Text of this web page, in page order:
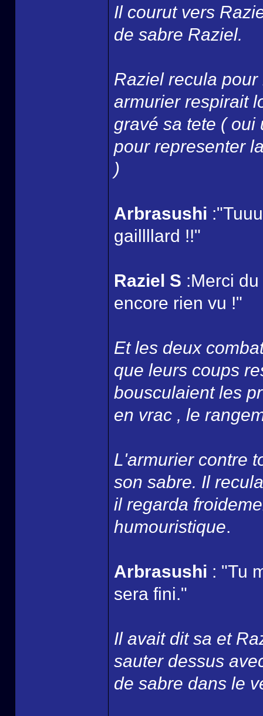
Il courut vers
de sabre Raziel.
Raziel recula
armurier respirait
gravé sa tete ( oui
pour representer
)
Arbrasushi
gaillllard !!"
Raziel S :Merci
encore rien vu !"
Et les deux
que leurs coups
bousculaient les
en vrac , le
L'armurier contre
son sabre. Il
il regarda
humouristique.
Arbrasushi : "Tu
sera fini."
Il avait dit sa et
sauter dessus
de sabre dans le